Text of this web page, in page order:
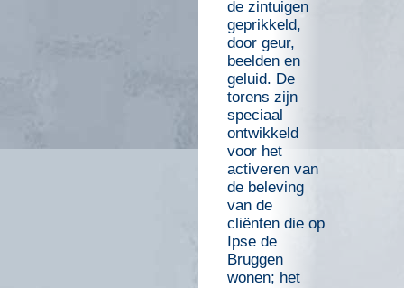
de zintuigen
geprikkeld,
door geur,
beelden en
geluid. De
torens zijn
speciaal
ontwikkeld
voor het
activeren van
de beleving
van de
cliënten die op
Ipse de
Bruggen
wonen; het